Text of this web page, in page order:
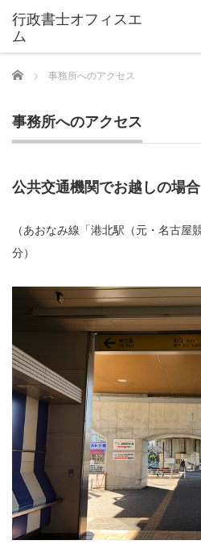
Home 事務所へのアクセス
事務所へのアクセス
公共交通機関でお越しの場合
（あおなみ線「港北駅（元・名古屋
分）